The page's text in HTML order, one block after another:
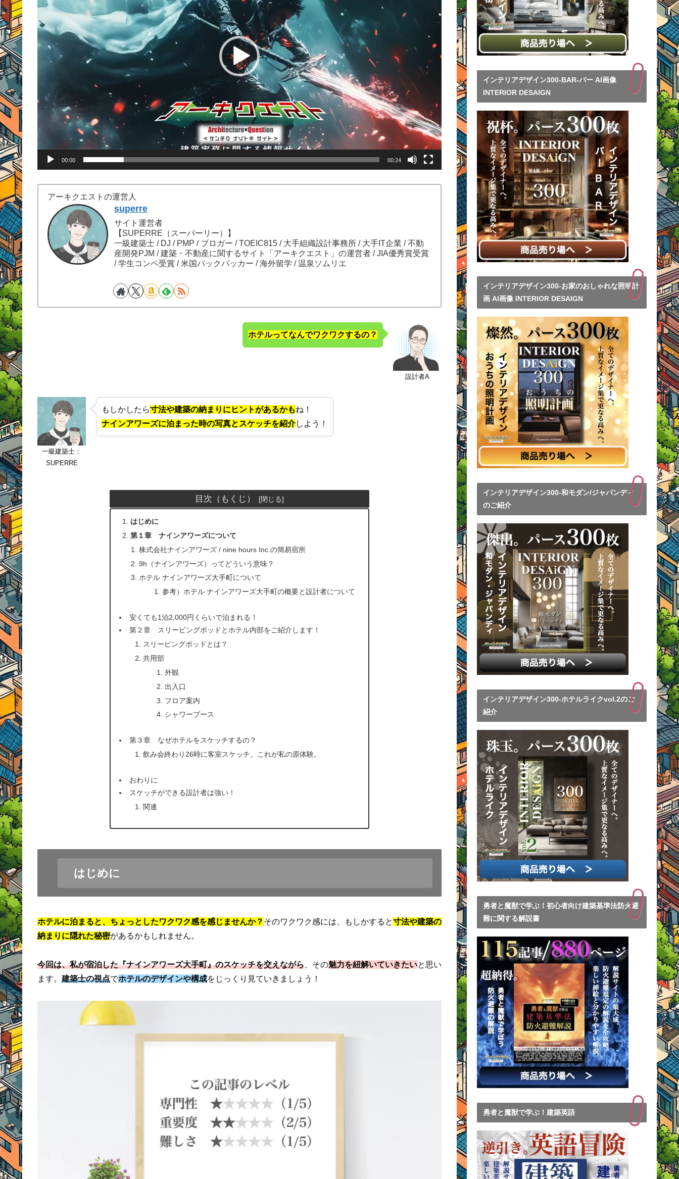
ー
ヤ
ー
00:00 00:24
アーキクエストの運営人
superre
サイト運営者
【SUPERRE（スーパーリー）】
一級建築士 / DJ / PMP / ブロガー / TOEIC815 / 大手組織設計事務所 / 大手IT企業 / 不動
産開発PJM / 建築・不動産に関するサイト「アーキクエスト」の運営者 / JIA優秀賞受賞
/ 学生コンペ受賞 / 米国バックパッカー / 海外留学 / 温泉ソムリエ
設計者A
ホテルってなんでワクワクするの？
一級建築士：
SUPERRE
もしかしたら寸法や建築の納まりにヒントがあるかもね！
ナインアワーズに泊まった時の写真とスケッチを紹介しよう！
目次（もくじ）
はじめに
第１章 ナインアワーズについて
株式会社ナインアワーズ / nine hours Inc.の簡易宿所
9h（ナインアワーズ）ってどういう意味？
ホテル ナインアワーズ大手町について
参考）ホテル ナインアワーズ大手町の概要と設計者について
安くても1泊2,000円くらいで泊まれる！
第２章 スリーピングポッドとホテル内部をご紹介します！
スリーピングポッドとは？
共用部
外観
出入口
フロア案内
シャワーブース
第３章 なぜホテルをスケッチするの？
飲み会終わり26時に客室スケッチ。これが私の原体験。
おわりに
スケッチができる設計者は強い！
関連
はじめに
ホテルに泊まると、ちょっとしたワクワク感を感じませんか？ そのワクワク感には、もしかすると寸法や建築の
納まりに隠れた秘密があるかもしれません。
今回は、私が宿泊した『ナインアワーズ大手町』のスケッチを交えながら 、その魅力を紐解いていきたいと思い
ます。 建築士の視点でホテルのデザインや構成をじっくり見ていきましょう！
インテリアデザイン300-BAR-バー AI画像
INTERIOR DESAIGN
インテリアデザイン300-お家のおしゃれな照明計
画 AI画像 INTERIOR DESAIGN
インテリアデザイン300-和モダン/ジャパンディ
のご紹介
インテリアデザイン300-ホテルライクvol.2のご
紹介
勇者と魔獣で学ぶ！初心者向け建築基準法防火避
難に関する解説書
勇者と魔獣で学ぶ！建築英語